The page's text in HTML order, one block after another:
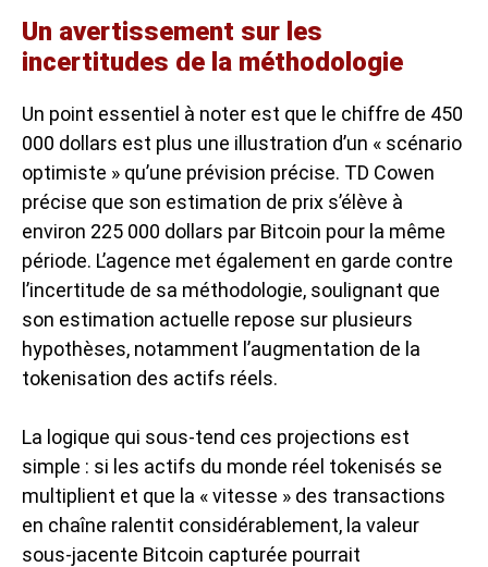
Un avertissement sur les
incertitudes de la méthodologie
Un point essentiel à noter est que le chiffre de 450
000 dollars est plus une illustration d’un « scénario
optimiste » qu’une prévision précise. TD Cowen
précise que son estimation de prix s’élève à
environ 225 000 dollars par Bitcoin pour la même
période. L’agence met également en garde contre
l’incertitude de sa méthodologie, soulignant que
son estimation actuelle repose sur plusieurs
hypothèses, notamment l’augmentation de la
tokenisation des actifs réels.
La logique qui sous-tend ces projections est
simple : si les actifs du monde réel tokenisés se
multiplient et que la « vitesse » des transactions
en chaîne ralentit considérablement, la valeur
sous-jacente Bitcoin capturée pourrait